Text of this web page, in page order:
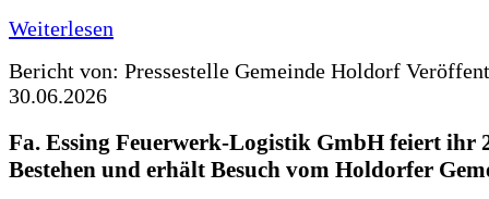
Weiterlesen
Bericht von: Pressestelle Gemeinde Holdorf
30.06.2026
Fa. Essing Feuerwerk-Logistik GmbH feiert ihr
Bestehen und erhält Besuch vom Holdorfer